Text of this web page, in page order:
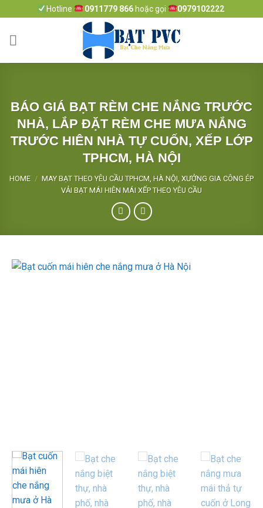
to
content
Hotline 0911779 866 hoặc gọi 0979102222
BÁO GIÁ BẠT RÈM CHE NẮNG TRƯỚC
NHÀ, LẮP ĐẶT RÈM CHE MƯA NẮNG
TRƯỚC HIÊN NHÀ TỰ CUỐN, XẾP LỚP
TPHCM, HÀ NỘI
HOME / MAY BẠT THEO YÊU CẦU TPHCM, HÀ NỘI, XƯỞNG GIA CÔNG ÉP
VẢI BẠT MÁI HIÊN MÁI XẾP THEO YÊU CẦU